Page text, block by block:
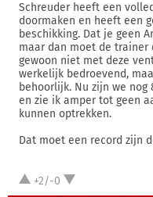
Schreuder heeft een
doormaken en heeft een
beschikking. Dat je geen
maar dan moet de trainer
gewoon niet met deze
werkelijk bedroevend,
behoorlijk. Nu zijn we
en zie ik amper tot geen
kunnen optrekken.
Dat moet een record zijn
+2/-0